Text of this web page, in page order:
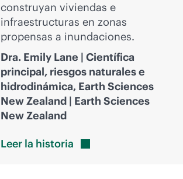
construyan viviendas e
infraestructuras en zonas
propensas a inundaciones.
Dra. Emily Lane | Científica
principal, riesgos naturales e
hidrodinámica, Earth Sciences
New Zealand | Earth Sciences
New Zealand
Leer la historia